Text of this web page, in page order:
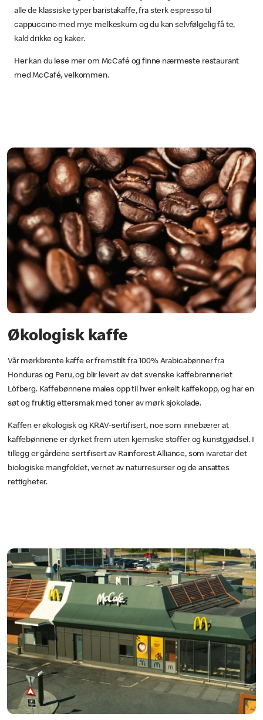
alle de klassiske typer baristakaffe, fra sterk espresso til
cappuccino med mye melkeskum og du kan selvfølgelig få te,
kald drikke og kaker.
Her kan du lese mer om McCafé og finne nærmeste restaurant
med McCafé, velkommen.
Økologisk kaffe
Vår mørkbrente kaffe er fremstilt fra 100% Arabicabønner fra
Honduras og Peru, og blir levert av det svenske kaffebrenneriet
Löfberg. Kaffebønnene males opp til hver enkelt kaffekopp, og har en
søt og fruktig ettersmak med toner av mørk sjokolade.
Kaffen er økologisk og KRAV-sertifisert, noe som innebærer at
kaffebønnene er dyrket frem uten kjemiske stoffer og kunstgjødsel. I
tillegg er gårdene sertifisert av Rainforest Alliance, som ivaretar det
biologiske mangfoldet, vernet av naturresurser og de ansattes
rettigheter.